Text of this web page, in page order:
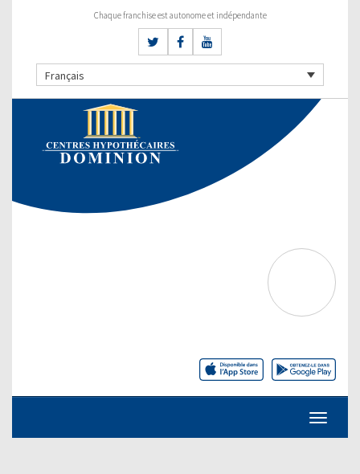
Chaque franchise est autonome et indépendante
Français